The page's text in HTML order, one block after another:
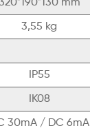
mm
3,55 kg
IP55
IK08
30mA / DC 6mA